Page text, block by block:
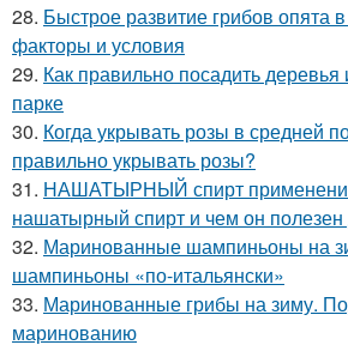
28. Быстрое развитие грибов опята в
факторы и условия
29. Как правильно посадить деревья
парке
30. Когда укрывать розы в средней
правильно укрывать розы?
31. НАШАТЫРНЫЙ спирт
нашатырный спирт и чем он полезен
32. Маринованные шампиньоны на
шампиньоны «по-итальянски»
33. Маринованные грибы на зиму.
маринованию